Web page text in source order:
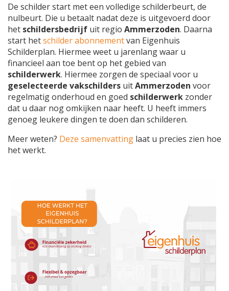
De schilder start met een volledige schilderbeurt, de
nulbeurt. Die u betaalt nadat deze is uitgevoerd door
het schildersbedrijf uit regio Ammerzoden. Daarna
start hetschilder abonnementvan Eigenhuis
Schilderplan. Hiermee weet u jarenlang waar u
financieel aan toe bent op het gebied van
schilderwerk. Hiermee zorgen de speciaal voor u
geselecteerde vakschilders uitAmmerzoden voor
regelmatig onderhoud en goed schilderwerk zonder
dat u daar nog omkijken naar heeft. U heeft immers
genoeg leukere dingen te doen dan schilderen.
Meer weten? Deze samenvatting laat u precies zien hoe
het werkt.